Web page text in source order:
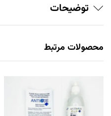
توضیحات
محصولات مرتبط